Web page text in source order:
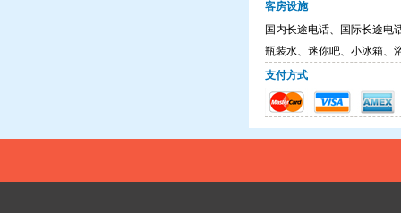
客房设施
国内长途电话、国际长途电
瓶装水、迷你吧、小冰箱、
支付方式